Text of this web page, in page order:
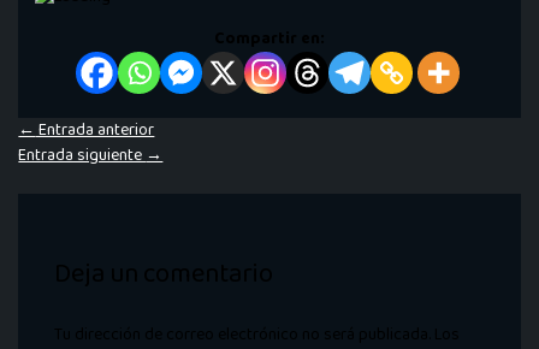
Compartir en:
←Entrada anterior
Entrada siguiente→
Deja un comentario
Tu dirección de correo electrónico no será publicada. Los